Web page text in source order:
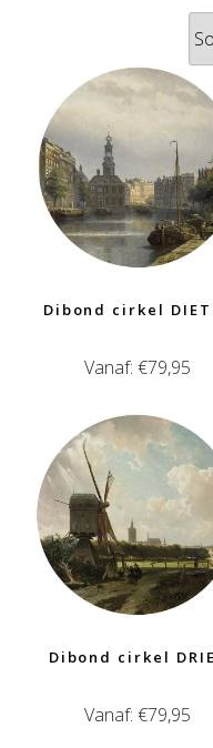
Dibond cirkel
Vanaf:€79,95
Dibond cirkel
Vanaf:€79,95